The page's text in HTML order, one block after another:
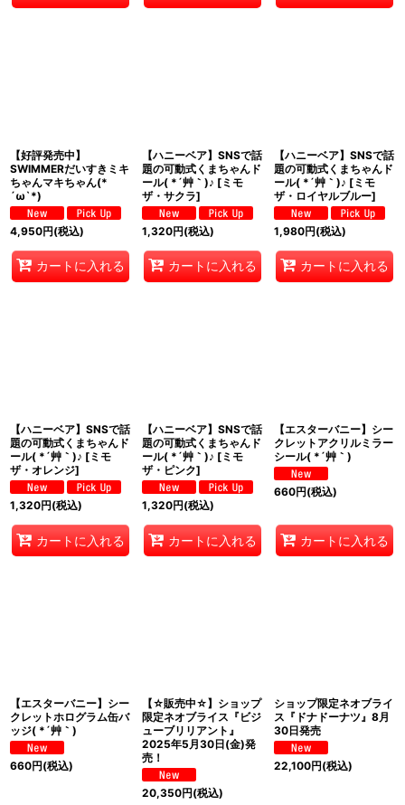
【好評発売中】
SWIMMERだいすきミキ
ちゃんマキちゃん(*
´ω`*)
4,950円(税込)
カートに入れる
【ハニーベア】SNSで話
題の可動式くまちゃんド
ール( *´艸｀)♪ [ミモ
ザ・サクラ]
1,320円(税込)
カートに入れる
【ハニーベア】SNSで話
題の可動式くまちゃんド
ール( *´艸｀)♪ [ミモ
ザ・ロイヤルブルー]
1,980円(税込)
カートに入れる
【ハニーベア】SNSで話
題の可動式くまちゃんド
ール( *´艸｀)♪ [ ミモ
ザ・オレンジ]
1,320円(税込)
カートに入れる
【ハニーベア】SNSで話
題の可動式くまちゃんド
ール( *´艸｀)♪ [ミモ
ザ・ピンク]
1,320円(税込)
カートに入れる
【エスターバニー】シー
クレットアクリルミラー
シール( *´艸｀)
660円(税込)
カートに入れる
【エスターバニー】シー
クレットホログラム缶バ
ッジ( *´艸｀)
660円(税込)
【☆販売中☆】ショップ
限定ネオブライス『ビジ
ューブリリアント』
2025年5月30日(金)発
売！
20,350円(税込)
ショップ限定ネオブライ
ス『ドナドーナツ』8月
30日発売
22,100円(税込)